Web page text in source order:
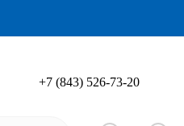
Вход
+7 (843) 526-73-20